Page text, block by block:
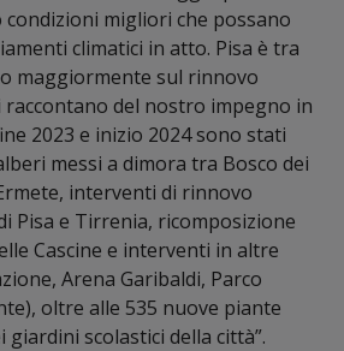
migliori che possano
climatici in atto. Pisa è tra
maggiormente sul rinnovo
del nostro impegno in
2023 e inizio 2024 sono stati
messi a dimora tra Bosco dei
interventi di rinnovo
Pisa e Tirrenia, ricomposizione
Cascine e interventi in altre
Arena Garibaldi, Parco
oltre alle 535 nuove piante
giardini scolastici della città”.